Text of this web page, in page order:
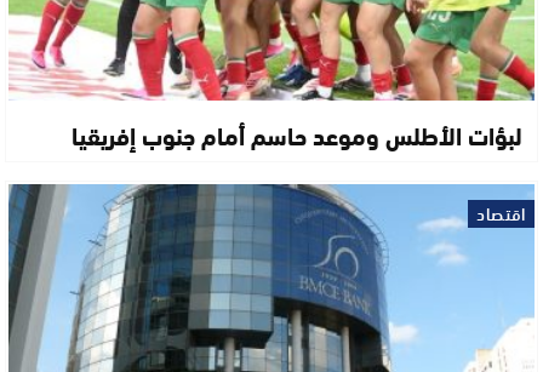
لبؤات الأطلس وموعد حاسم أمام جنوب إفريقيا
اقتصاد